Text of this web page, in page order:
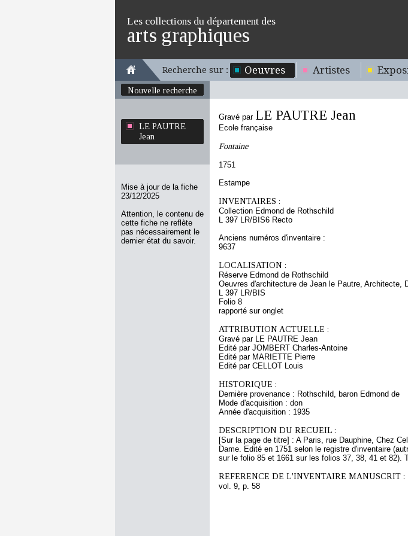
Les collections du département des
arts graphiques
Recherche sur : Oeuvres Artistes
Nouvelle recherche
LE PAUTRE
Jean
Mise à jour de la fiche
23/12/2025
Attention, le contenu de
cette fiche ne reflète
pas nécessairement le
dernier état du savoir.
Gravé par LE PAUTRE Jean
Ecole française
Fontaine
1751
Estampe
INVENTAIRES :
Collection Edmond de Rothschild
L 397 LR/BIS6 Recto
Anciens numéros d'inventaire :
9637
LOCALISATION :
Réserve Edmond de Rothschild
Oeuvres d'architecture de Jean le Pautre, Architecte,
L 397 LR/BIS
Folio 8
rapporté sur onglet
ATTRIBUTION ACTUELLE :
Gravé par LE PAUTRE Jean
Edité par JOMBERT Charles-Antoine
Edité par MARIETTE Pierre
Edité par CELLOT Louis
HISTORIQUE :
Dernière provenance : Rothschild, baron Edmond de
Mode d'acquisition : don
Année d'acquisition : 1935
DESCRIPTION DU RECUEIL :
[Sur la page de titre] : A Paris, rue Dauphine, Chez
Dame. Edité en 1751 selon le registre d'inventaire
sur le folio 85 et 1661 sur les folios 37, 38, 41 et 82).
REFERENCE DE L'INVENTAIRE MANUSCRIT :
vol. 9, p. 58